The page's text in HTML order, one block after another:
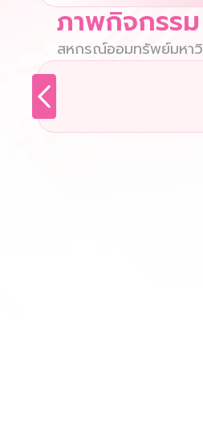
ภาพกิจกรรม
สหกรณ์ออมทรัพย์มหาวิ